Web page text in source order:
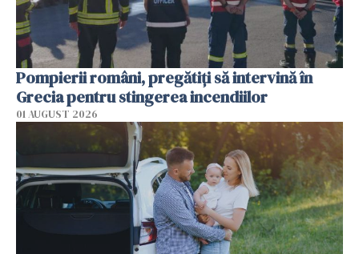
Pompierii români, pregătiţi să intervină în
Grecia pentru stingerea incendiilor
01 AUGUST 2026